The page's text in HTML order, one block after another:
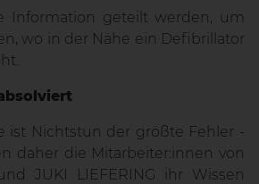
Information geteilt werden, um
wo in der Nähe ein Defibrillator
ist Nichtstun der größte Fehler -
daher die Mitarbeiter:innen von
JUKI LIEFERING ihr Wissen